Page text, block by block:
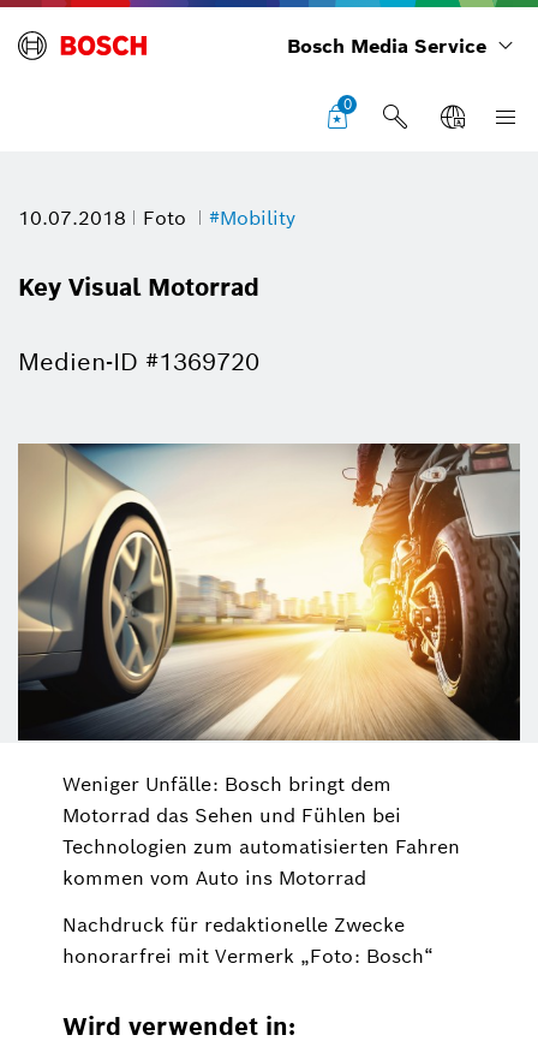
Bosch Media Service
0
10.07.2018 Foto #Mobility
Key Visual Motorrad
Medien-ID #1369720
Weniger Unfälle: Bosch bringt dem
Motorrad das Sehen und Fühlen bei
Technologien zum automatisierten Fahren
kommen vom Auto ins Motorrad
Nachdruck für redaktionelle Zwecke
honorarfrei mit Vermerk „Foto: Bosch“
Wird verwendet in: